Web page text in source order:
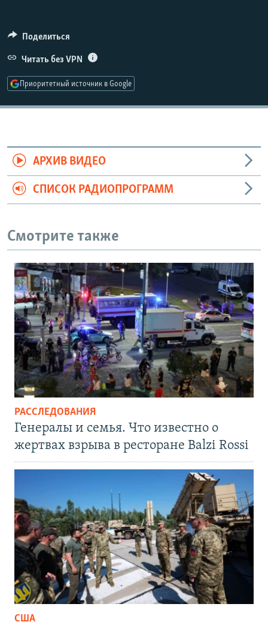
ПОДПИШИТЕСЬ НА РАССЫЛКУ
СОЦИАЛЬНЫЕ СЕТИ
Все сайты РСЕ/РС
Поделиться
Читать без VPN
Приоритетный источник в Google
АРХИВ ВИДЕО
СПИСОК РАДИОПРОГРАММ
Смотрите также
РАССЛЕДОВАНИЯ
Генералы и семья. Что известно о
жертвах взрыва в ресторане Balzi Rossi
США